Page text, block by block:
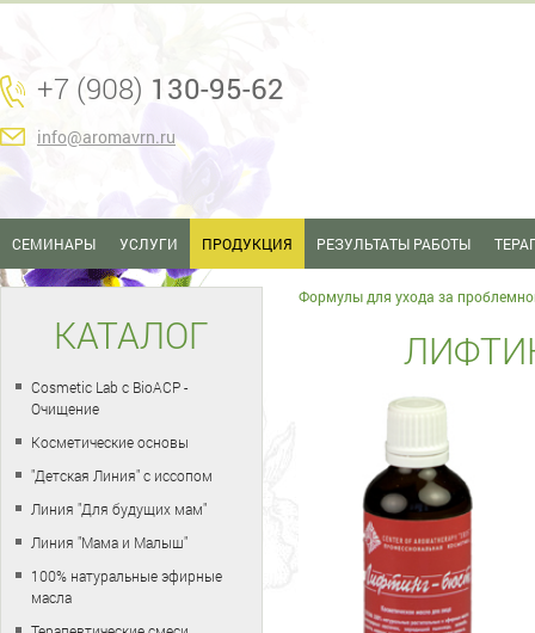
+7 (908) 130-95-62
info@aromavrn.ru
СЕМИНАРЫ УСЛУГИ ПРОДУКЦИЯ РЕЗУЛЬТАТЫ РАБОТЫ
Формулы для ухода за
КАТАЛОГ
Cosmetic Lab с BioACP -
Очищение
Косметические основы
"Детская Линия" с иссопом
Линия "Для будущих мам"
Линия "Мама и Малыш"
100% натуральные эфирные
масла